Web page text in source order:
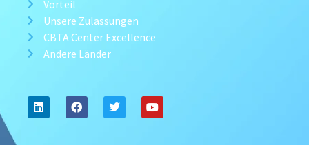
Vorteil
Unsere Zulassungen
CBTA Center Excellence
Andere Länder